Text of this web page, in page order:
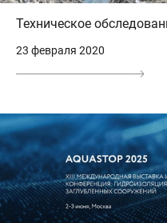
Техническое
23 февраля 2020